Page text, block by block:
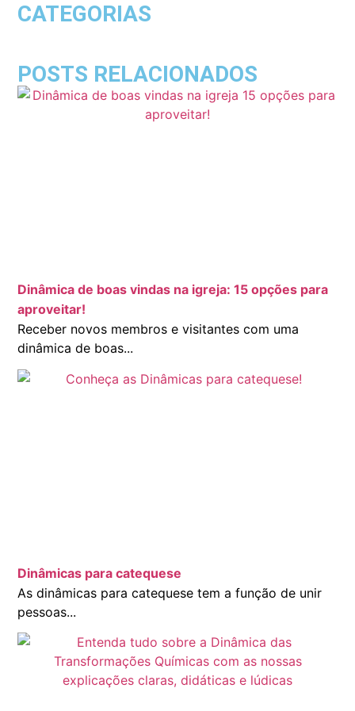
CATEGORIAS
POSTS RELACIONADOS
Dinâmica de boas vindas na igreja: 15 opções para
aproveitar!
Receber novos membros e visitantes com uma
dinâmica de boas...
Dinâmicas para catequese
As dinâmicas para catequese tem a função de unir
pessoas...